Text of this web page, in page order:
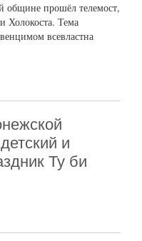
общине прошёл телемост,
Холокоста. Тема
всевластна
и
Ту би